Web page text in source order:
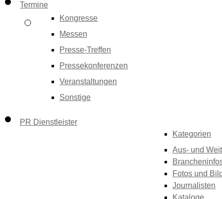
Termine
Kongresse
Messen
Presse-Treffen
Pressekonferenzen
Veranstaltungen
Sonstige
PR Dienstleister
Kategorien
Aus- und
Fotos und
Journalisten
Kataloge